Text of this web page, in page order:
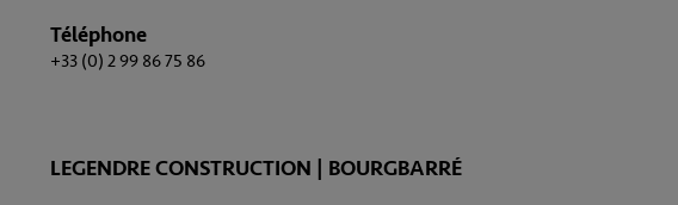
Téléphone
+33 (0) 2 99 86 75 86
LEGENDRE CONSTRUCTION | BOURGBARRÉ